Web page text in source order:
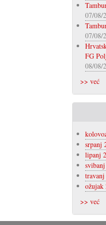
07/08/
07/08/
FG
08/08/
>> već
srpanj
lipanj
ožujak
>> već